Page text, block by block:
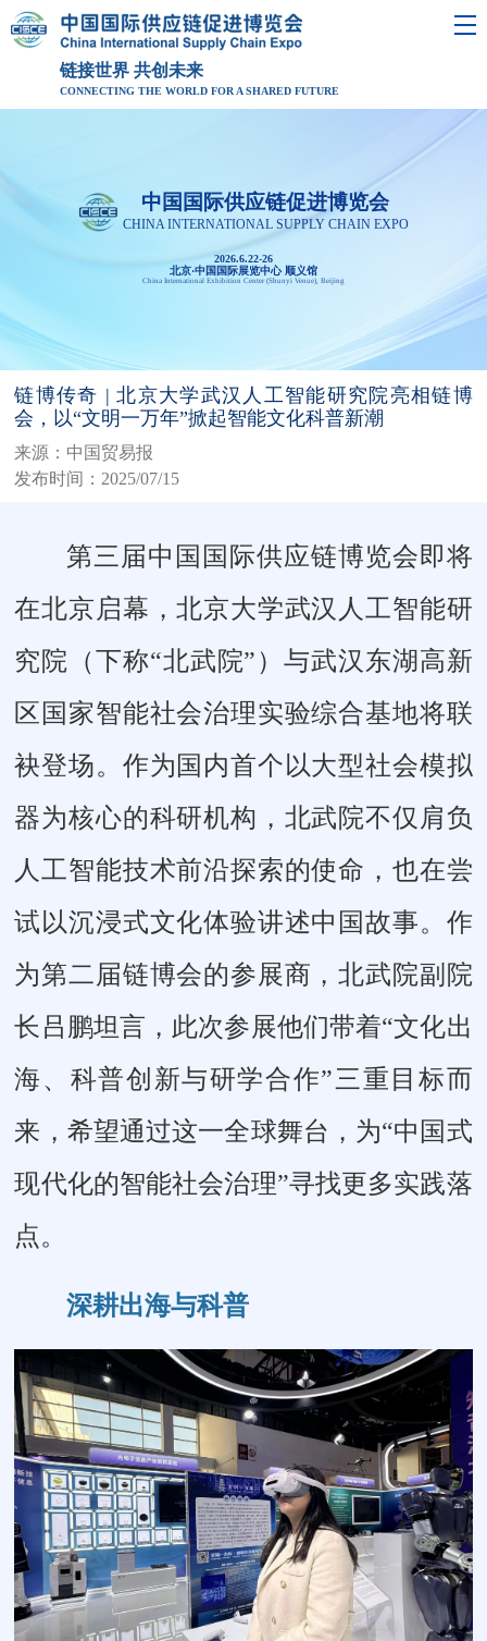
链接世界 共创未来
CONNECTING THE WORLD FOR A SHARED FUTURE
中国国际供应链促进博览会
CHINA INTERNATIONAL SUPPLY CHAIN EXPO
2026.6.22-26
北京·中国国际展览中心 顺义馆
China International Exhibition Center (Shunyi Venue), Beijing
链博传奇 | 北京大学武汉人工智能研究院亮相链博
会，以“文明一万年”掀起智能文化科普新潮
来源：中国贸易报
发布时间：2025/07/15
第三届中国国际供应链博览会即将
在北京启幕，北京大学武汉人工智能研
究院（下称“北武院”）与武汉东湖高新
区国家智能社会治理实验综合基地将联
袂登场。作为国内首个以大型社会模拟
器为核心的科研机构，北武院不仅肩负
人工智能技术前沿探索的使命，也在尝
试以沉浸式文化体验讲述中国故事。作
为第二届链博会的参展商，北武院副院
长吕鹏坦言，此次参展他们带着“文化出
海、科普创新与研学合作”三重目标而
来，希望通过这一全球舞台，为“中国式
现代化的智能社会治理”寻找更多实践落
点。
深耕出海与科普